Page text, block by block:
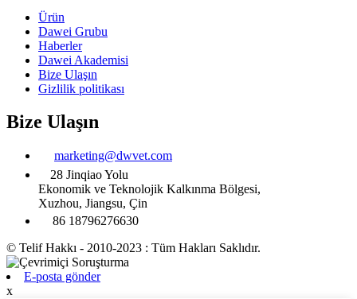
Ürün
Dawei Grubu
Haberler
Dawei Akademisi
Bize Ulaşın
Gizlilik politikası
Bize Ulaşın
marketing@dwvet.com
28 Jinqiao Yolu
Ekonomik ve Teknolojik Kalkınma Bölgesi,
Xuzhou, Jiangsu, Çin
86 18796276630
© Telif Hakkı - 2010-2023 : Tüm Hakları Saklıdır.
E-posta gönder
x